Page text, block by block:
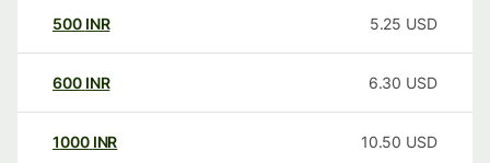
500 INR 5.25 USD
600 INR 6.30 USD
1000 INR 10.50 USD